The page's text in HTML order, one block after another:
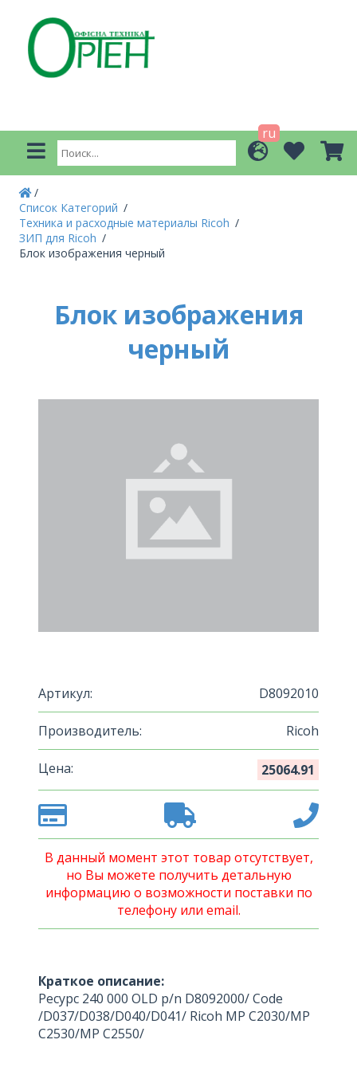
ru
Список Категорий
Техника и расходные материалы Ricoh
ЗИП для Ricoh
Блок изображения черный
Блок изображения
черный
Артикул: D8092010
Производитель: Ricoh
Цена: 25064.91
В данный момент этот товар отсутствует,
но Вы можете получить детальную
информацию о возможности поставки по
телефону или email.
Краткое описание:
Ресурс 240 000 OLD p/n D8092000/ Code
/D037/D038/D040/D041/ Ricoh MP C2030/MP
C2530/MP C2550/